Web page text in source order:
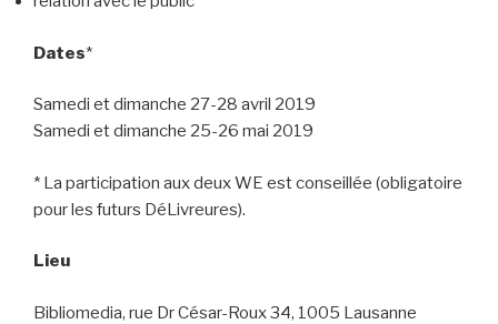
Dates*
Samedi et dimanche 27-28 avril 2019
Samedi et dimanche 25-26 mai 2019
* La participation aux deux WE est conseillée (obligatoire
pour les futurs DéLivreures).
Lieu
Bibliomedia, rue Dr César-Roux 34, 1005 Lausanne